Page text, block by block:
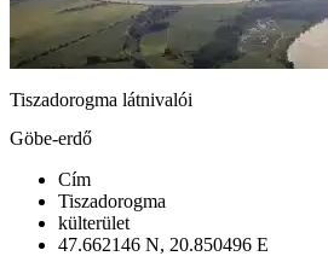
Tiszadorogma látnivalói
Göbe-erdő
Cím
Tiszadorogma
külterület
47.662146 N, 20.850496 E